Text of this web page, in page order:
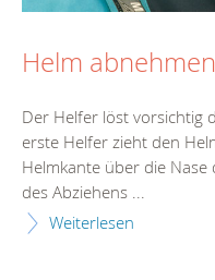
Helm abnehmen
Der Helfer löst vorsichtig
erste Helfer zieht den
Helmkante über die
des Abziehens ...
Weiterlesen